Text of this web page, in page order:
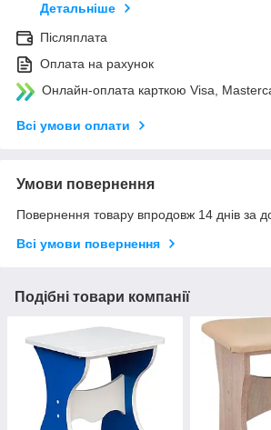
Детальніше
Післяплата
Оплата на рахунок
Онлайн-оплата карткою Visa,
Всі умови оплати
Умови повернення
Повернення товару впродовж 14 днів за
Всі умови повернення
Подібні товари компанії